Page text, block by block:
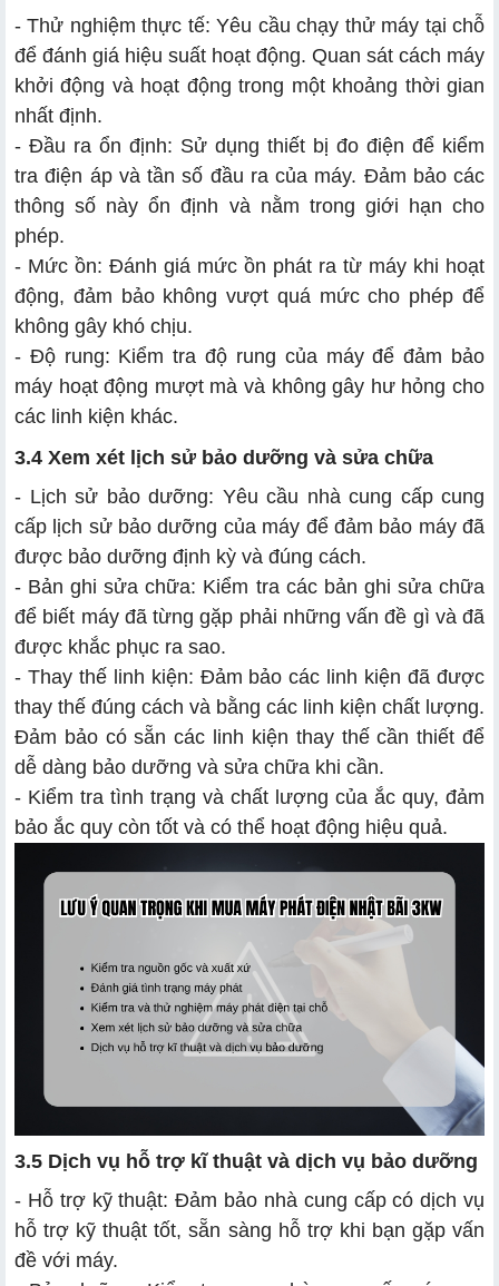
- Thử nghiệm thực tế: Yêu cầu chạy thử máy tại chỗ
để đánh giá hiệu suất hoạt động. Quan sát cách máy
khởi động và hoạt động trong một khoảng thời gian
nhất định.
- Đầu ra ổn định: Sử dụng thiết bị đo điện để kiểm
tra điện áp và tần số đầu ra của máy. Đảm bảo các
thông số này ổn định và nằm trong giới hạn cho
phép.
- Mức ồn: Đánh giá mức ồn phát ra từ máy khi hoạt
động, đảm bảo không vượt quá mức cho phép để
không gây khó chịu.
- Độ rung: Kiểm tra độ rung của máy để đảm bảo
máy hoạt động mượt mà và không gây hư hỏng cho
các linh kiện khác.
3.4 Xem xét lịch sử bảo dưỡng và sửa chữa
- Lịch sử bảo dưỡng: Yêu cầu nhà cung cấp cung
cấp lịch sử bảo dưỡng của máy để đảm bảo máy đã
được bảo dưỡng định kỳ và đúng cách.
- Bản ghi sửa chữa: Kiểm tra các bản ghi sửa chữa
để biết máy đã từng gặp phải những vấn đề gì và đã
được khắc phục ra sao.
- Thay thế linh kiện: Đảm bảo các linh kiện đã được
thay thế đúng cách và bằng các linh kiện chất lượng.
Đảm bảo có sẵn các linh kiện thay thế cần thiết để
dễ dàng bảo dưỡng và sửa chữa khi cần.
- Kiểm tra tình trạng và chất lượng của ắc quy, đảm
bảo ắc quy còn tốt và có thể hoạt động hiệu quả.
3.5 Dịch vụ hỗ trợ kĩ thuật và dịch vụ bảo dưỡng
- Hỗ trợ kỹ thuật: Đảm bảo nhà cung cấp có dịch vụ
hỗ trợ kỹ thuật tốt, sẵn sàng hỗ trợ khi bạn gặp vấn
đề với máy.